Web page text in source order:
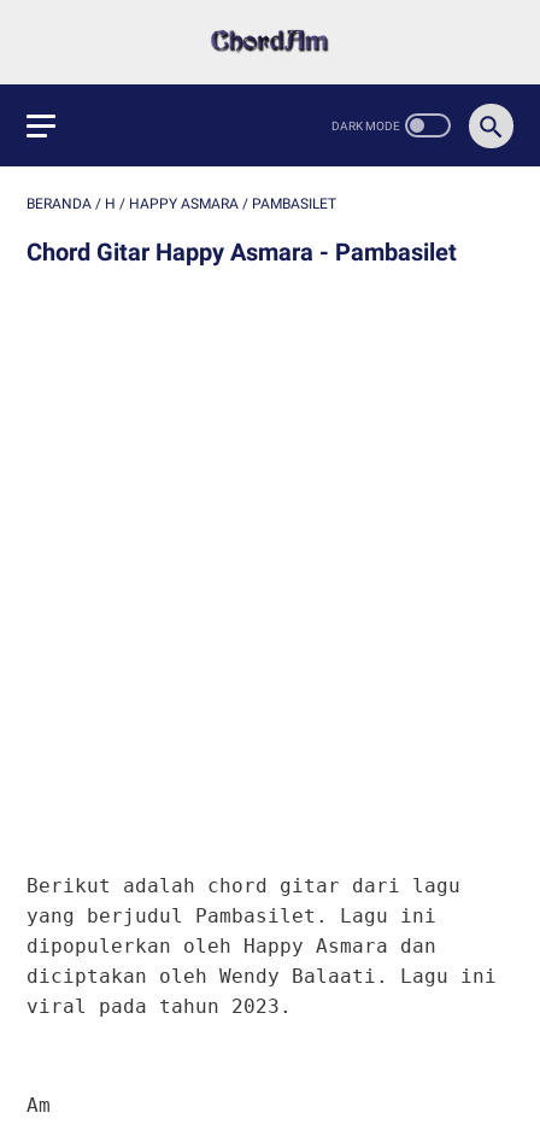
BERANDA / H / HAPPY ASMARA / PAMBASILET
Chord Gitar Happy Asmara - Pambasilet
Berikut adalah chord gitar dari lagu
yang berjudul Pambasilet. Lagu ini
dipopulerkan oleh Happy Asmara dan
diciptakan oleh Wendy Balaati. Lagu ini
viral pada tahun 2023.
Am